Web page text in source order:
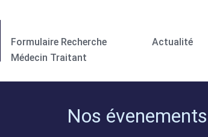
Formulaire Recherche
Médecin Traitant
Actualité
Nos évenements